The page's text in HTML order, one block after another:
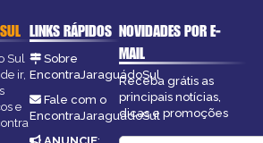
Sul
ir,
e
LINKS RÁPIDOS
Sobre
EncontraJaraguádoSul
Fale com o
EncontraJaraguádoSul
NOVIDADES POR E-
MAIL
Receba grátis as
principais notícias,
dicas e promoções